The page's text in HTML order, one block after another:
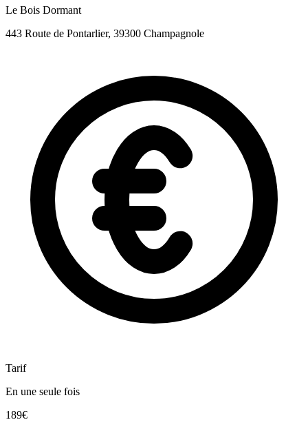
Le Bois Dormant
443 Route de Pontarlier, 39300 Champagnole
Tarif
En une seule fois
189€